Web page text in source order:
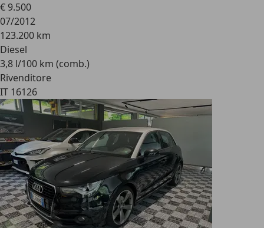
€ 9.500
07/2012
123.200 km
Diesel
3,8 l/100 km (comb.)
Rivenditore
IT 16126